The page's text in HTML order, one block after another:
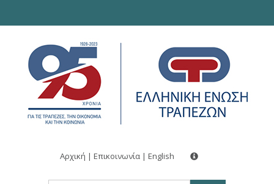
Αρχική | Επικοινωνία | English